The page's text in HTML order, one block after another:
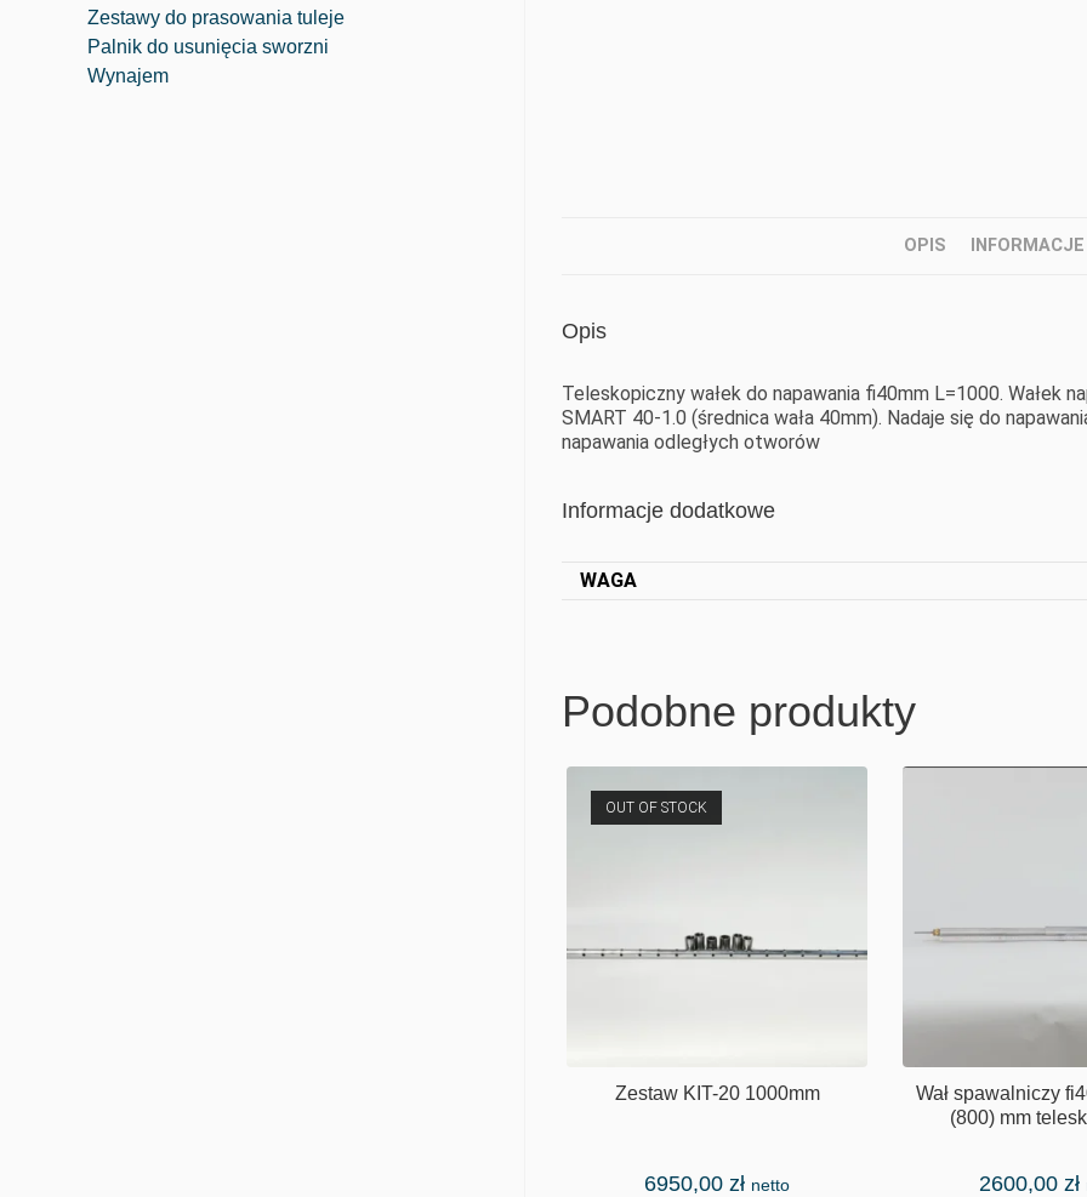
OPIS
Opis
Teleskopiczny wałek do napawania fi40mm L=1000. Wałek
SMART 40-1.0 (średnica wała 40mm). Nadaje się do
napawania odległych otworów
Informacje dodatkowe
WAGA
Podobne produkty
OUT OF STOCK
Zestaw KIT-20 1000mm
6950,00zł netto
Wał spawalniczy
(800) mm
2600,00zł
Zestawy do prasowania tuleje
Palnik do usunięcia sworzni
Wynajem